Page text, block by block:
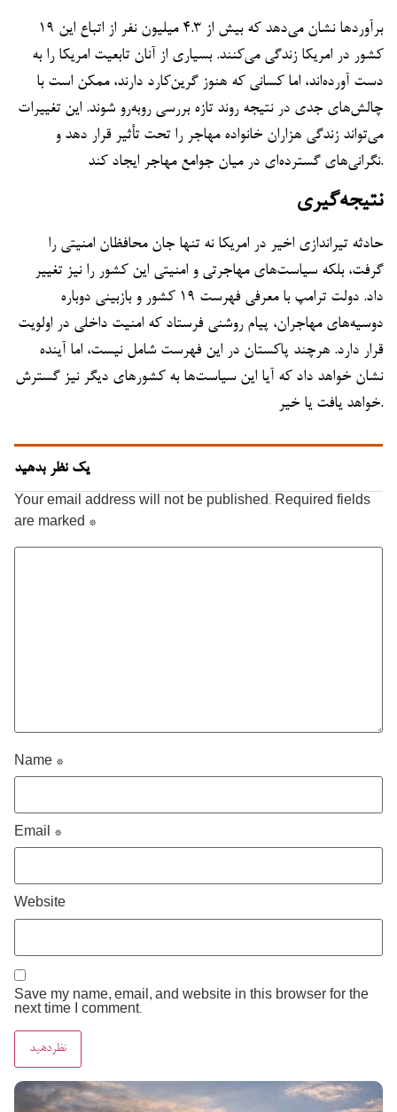
برآوردها نشان می‌دهد که بیش از ۴.۳ میلیون نفر از اتباع این ۱۹
کشور در امریکا زندگی می‌کنند. بسیاری از آنان تابعیت امریکا را به
دست آورده‌اند، اما کسانی که هنوز گرین‌کارد دارند، ممکن است با
چالش‌های جدی در نتیجه روند تازه بررسی روبه‌رو شوند. این تغییرات
می‌تواند زندگی هزاران خانواده مهاجر را تحت تأثیر قرار دهد و
نگرانی‌های گسترده‌ای در میان جوامع مهاجر ایجاد کند.
نتیجه‌گیری
حادثه تیراندازی اخیر در امریکا نه تنها جان محافظان امنیتی را
گرفت، بلکه سیاست‌های مهاجرتی و امنیتی این کشور را نیز تغییر
داد. دولت ترامپ با معرفی فهرست ۱۹ کشور و بازبینی دوباره
دوسیه‌های مهاجران، پیام روشنی فرستاد که امنیت داخلی در اولویت
قرار دارد. هرچند پاکستان در این فهرست شامل نیست، اما آینده
نشان خواهد داد که آیا این سیاست‌ها به کشورهای دیگر نیز گسترش
خواهد یافت یا خیر.
یک نظر بدهید
Your email address will not be published. Required fields
are marked *
Name *
Email *
Website
Save my name, email, and website in this browser for the
next time I comment.